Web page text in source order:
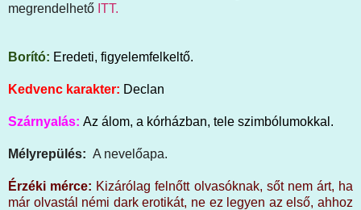
megrendelhető ITT.
Borító: Eredeti, figyelemfelkeltő.
Kedvenc karakter: Declan
Szárnyalás: Az álom, a kórházban, tele szimbólumokkal.
Mélyrepülés: A nevelőapa.
Érzéki mérce: Kizárólag felnőtt olvasóknak, sőt nem árt, ha
már olvastál némi dark erotikát, ne ez legyen az első, ahhoz